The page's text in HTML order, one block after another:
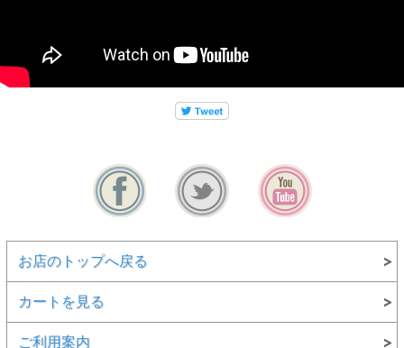
お店のトップへ戻る
カートを見る
ご利用案内